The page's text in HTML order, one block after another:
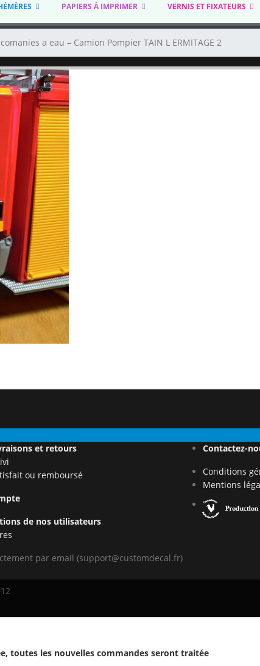
PAPIERS À IMPRIMER VERNIS ET FIXATEURS
a eau – Camion Pompier TAIN L ERMITAGE 2
et retours
ou remboursé
de nos utilisateurs
Contactez-
Conditions
Mentions
par email (support@customdecal.fr)
toutes les nouvelles commandes seront traitée